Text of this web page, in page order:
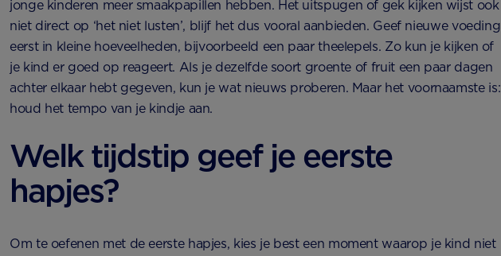
jonge kinderen meer smaakpapillen hebben. Het uitspugen of gek kijken wijst ook
niet direct op ‘het niet lusten’, blijf het dus vooral aanbieden. Geef nieuwe voeding
eerst in kleine hoeveelheden, bijvoorbeeld een paar theelepels. Zo kun je kijken of
je kind er goed op reageert. Als je dezelfde soort groente of fruit een paar dagen
achter elkaar hebt gegeven, kun je wat nieuws proberen. Maar het voornaamste is:
houd het tempo van je kindje aan.
Welk tijdstip geef je eerste
hapjes?
Om te oefenen met de eerste hapjes, kies je best een moment waarop je kind niet